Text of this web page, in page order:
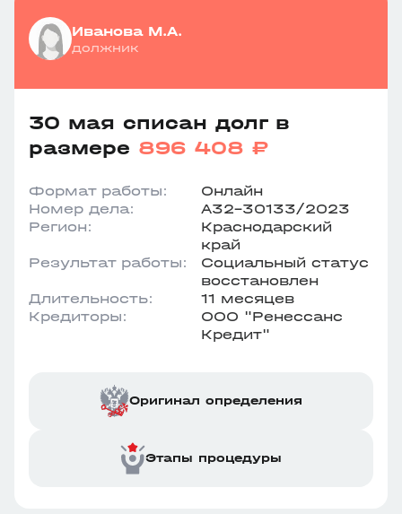
Иванова М.А.
должник
30 мая списан долг в
размере 896 408 ₽
Формат работы:
Онлайн
Номер дела:
А32-30133/2023
Регион:
Краснодарский
край
Результат работы:
Социальный статус
восстановлен
Длительность:
11 месяцев
Кредиторы:
ООО "Ренессанс
Кредит"
Оригинал определения
Этапы процедуры